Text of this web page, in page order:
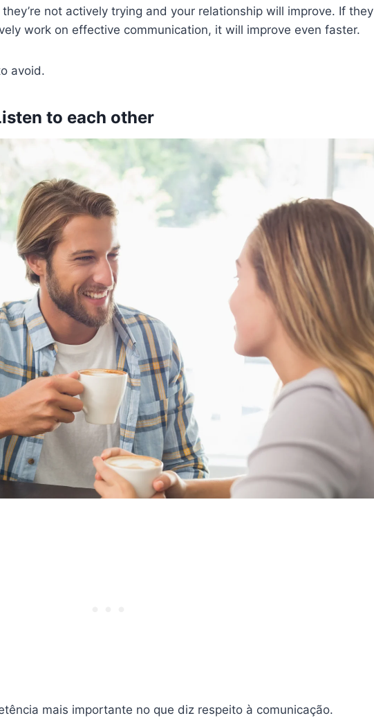
not actively trying and your relationship will improve. If they
work on effective communication, it will improve even faster.
avoid.
to each other
mais importante no que diz respeito à comunicação.